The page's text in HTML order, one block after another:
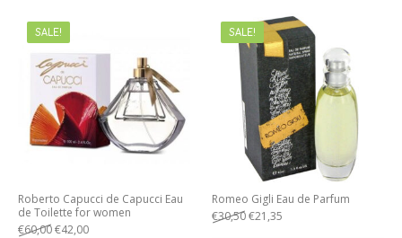
SALE!
Roberto Capucci de Capucci Eau
de Toilette for women
€60,00€42,00
SALE!
Romeo Gigli Eau de Parfum
€30,50€21,35